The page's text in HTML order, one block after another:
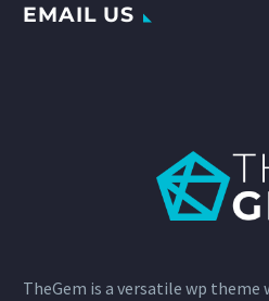
EMAIL US
TheGem is a versatile wp